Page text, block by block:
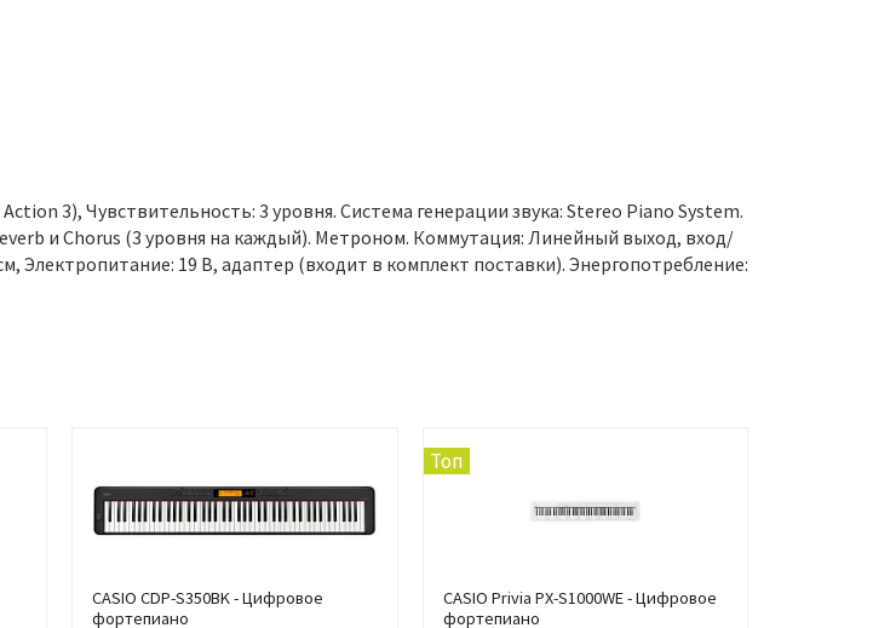
3), Чувствительность: 3 уровня. Система генерации звука: Stereo Piano System.
и Chorus (3 уровня на каждый). Метроном. Коммутация: Линейный выход, вход/
Электропитание: 19 В, адаптер (входит в комплект поставки). Энергопотребление:
CASIO CDP-S350BK - Цифровое
фортепиано
Топ
CASIO Privia PX-S1000WE - Цифровое
фортепиано